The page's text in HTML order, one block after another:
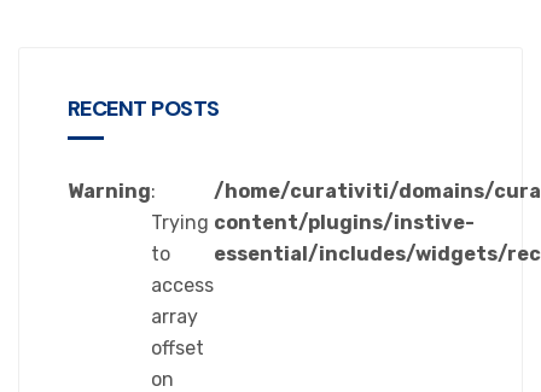
RECENT POSTS
Warning:
Trying
to
access
array
offset
on
/home/curativiti/domains/
content/plugins/instive-
essential/includes/widgets/